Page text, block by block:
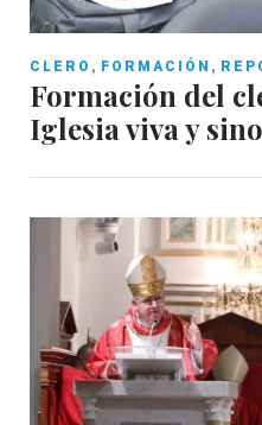
CLERO , FORMACIÓN ,
Formación del
Iglesia viva y